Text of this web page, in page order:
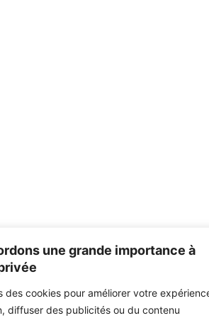
une grande importance à
des cookies pour améliorer votre
diffuser des publicités ou du contenu